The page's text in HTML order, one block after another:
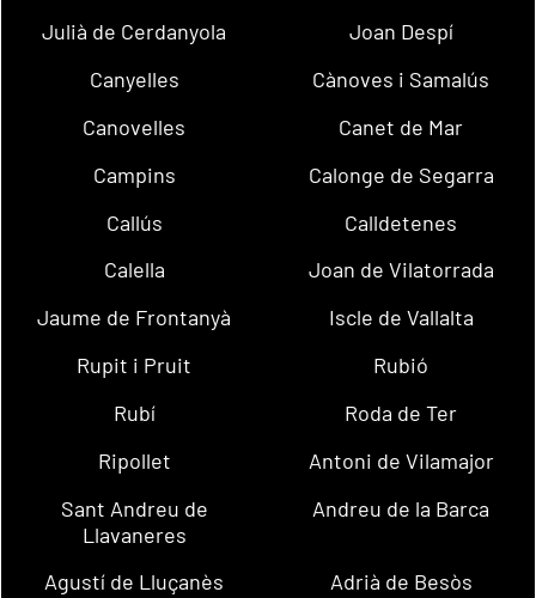
Julià de Cerdanyola
Joan Despí
Canyelles
Cànoves i Samalús
Canovelles
Canet de Mar
Campins
Calonge de Segarra
Callús
Calldetenes
Calella
Joan de Vilatorrada
Jaume de Frontanyà
Iscle de Vallalta
Rupit i Pruit
Rubió
Rubí
Roda de Ter
Ripollet
Antoni de Vilamajor
Sant Andreu de
Llavaneres
Andreu de la Barca
Agustí de Lluçanès
Adrià de Besòs